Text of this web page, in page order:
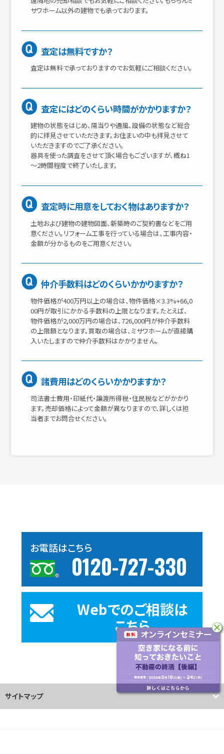
サワホーム以外の建物でも承っております。
査定は無料ですか？
査定は無料で承っておりますのでお気軽にご相談ください。
査定にはどのくらい時間がかかりますか？
建物の状態をはじめ、陽当りや通風、設備の状態など総合
的に拝見させていただきます。お住まいの中も拝見させて
いただきますのでご了承ください。
器具を使った調査をさせて頂く場合もございますが、概ね1
～2時間程度で終了いたします。
査定時に用意をしておく物はありますか？
土地および建物の建物図面、新築時のご契約書などをご用
意ください。リフォーム工事を行っている場合は、工事内容・
金額が分かるものをご用意ください。
仲介手数料はどのくらいかかりますか？
物件価格が400万円以上の場合は、物件価格×3.3%+66,0
00円が取引にかかる手数料の上限となります。たとえば、
物件価格が2,000万円の場合は、726,000円が仲介手数料
の上限額となります。買取の場合は、ミサワホームが直接購
入いたしますので仲介手数料はかかりません。
諸費用はどのくらいかかりますか？
司法書士費用・印紙代・譲渡所得税・住民税などがかかり
ます。売却価格によって金額が異なりますので、詳しくは担
当者までお問合せください。
お電話はこちら
0120-727-330
Webでのご相談は
こちら
サイトマップ